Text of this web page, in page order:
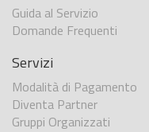
Guida al Servizio
Domande Frequenti
Servizi
Modalità di Pagamento
Diventa Partner
Gruppi Organizzati